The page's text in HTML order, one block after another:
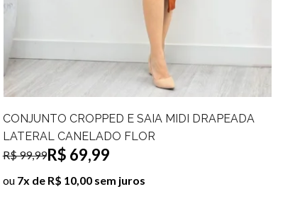
VESTIDO MIDI CANELADO VAZADO TEREZA
R$ 149,99R$ 99,99
ou10x de R$ 10,00 sem juros